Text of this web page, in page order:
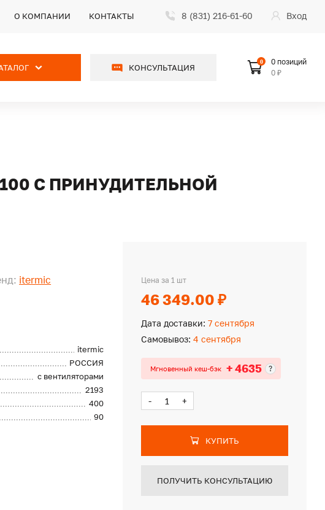
О КОМПАНИИ КОНТАКТЫ 8 (831) 216-61-60 Вход
КОНСУЛЬТАЦИЯ
0
0 позиций
0 ₽
С ПРИНУДИТЕЛЬНОЙ
itermic
itermic
РОССИЯ
с вентиляторами
2193
400
90
Цена за 1 шт
46 349.00 ₽
Дата доставки: 7 сентября
Самовывоз: 4 сентября
Мгновенный кеш-бэк + 4635 ?
- +
КУПИТЬ
ПОЛУЧИТЬ КОНСУЛЬТАЦИЮ